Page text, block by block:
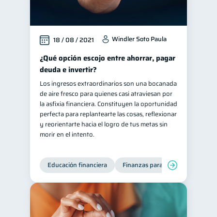
Bienestar financiero 22
Finanzas para mujeres 20
Seguridad financiera 13
Salud financiera 12
Productos financieros
Organización Financiera 10
Deudas 10 Préstamos 8
Ahorro Consejos 6
Tarjeta de crédito
Ciberseguridad 5
Servicios
Derechos & Deberes
Superintendencia de Bancos
18 / 08 / 2021 Windler Soto Paula
¿Qué opción escojo entre ahorrar, pagar
deuda e invertir?
Los ingresos extraordinarios son una bocanada
de aire fresco para quienes casi atraviesan por
la asfixia financiera. Constituyen la oportunidad
perfecta para replantearte las cosas, reflexionar
y reorientarte hacia el logro de tus metas sin
morir en el intento.
Educación financiera Finanzas para jóvenes